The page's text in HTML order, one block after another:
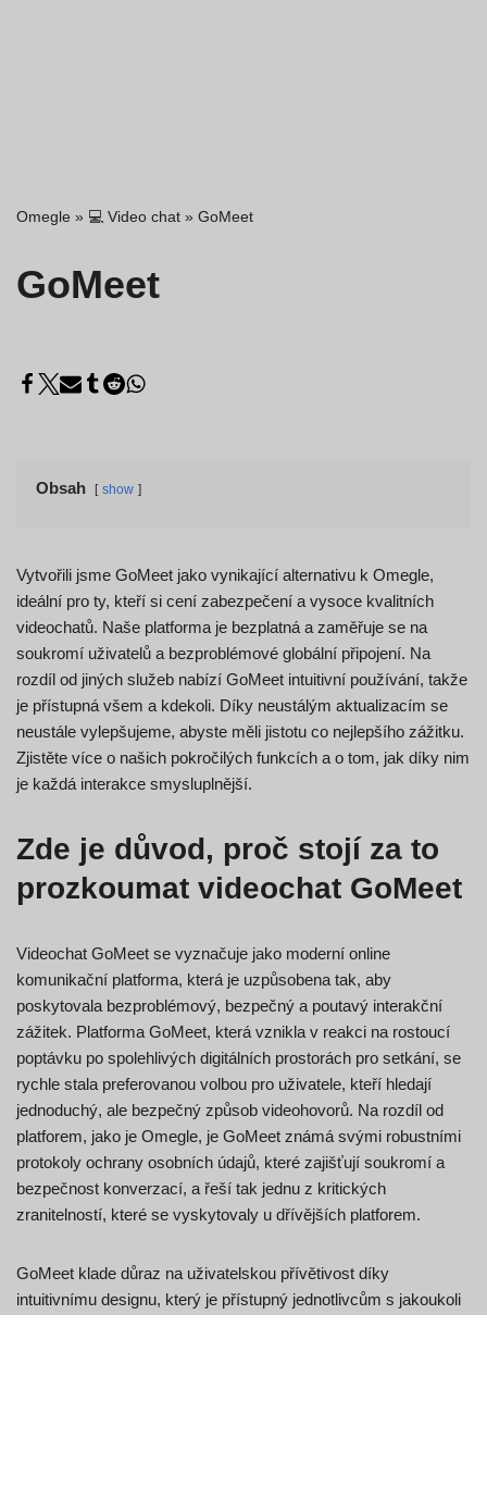
Omegle » 💻 Video chat » GoMeet
GoMeet
Obsah show
Vytvořili jsme GoMeet jako vynikající alternativu k Omegle,
ideální pro ty, kteří si cení zabezpečení a vysoce kvalitních
videochatů. Naše platforma je bezplatná a zaměřuje se na
soukromí uživatelů a bezproblémové globální připojení. Na
rozdíl od jiných služeb nabízí GoMeet intuitivní používání, takže
je přístupná všem a kdekoli. Díky neustálým aktualizacím se
neustále vylepšujeme, abyste měli jistotu co nejlepšího zážitku.
Zjistěte více o našich pokročilých funkcích a o tom, jak díky nim
je každá interakce smysluplnější.
Zde je důvod, proč stojí za to
prozkoumat videochat GoMeet
Videochat GoMeet se vyznačuje jako moderní online
komunikační platforma, která je uzpůsobena tak, aby
poskytovala bezproblémový, bezpečný a poutavý interakční
zážitek. Platforma GoMeet, která vznikla v reakci na rostoucí
poptávku po spolehlivých digitálních prostorách pro setkání, se
rychle stala preferovanou volbou pro uživatele, kteří hledají
jednoduchý, ale bezpečný způsob videohovorů. Na rozdíl od
platforem, jako je Omegle, je GoMeet známá svými robustními
protokoly ochrany osobních údajů, které zajišťují soukromí a
bezpečnost konverzací, a řeší tak jednu z kritických
zranitelností, které se vyskytovaly u dřívějších platforem.
GoMeet klade důraz na uživatelskou přívětivost díky
intuitivnímu designu, který je přístupný jednotlivcům s jakoukoli